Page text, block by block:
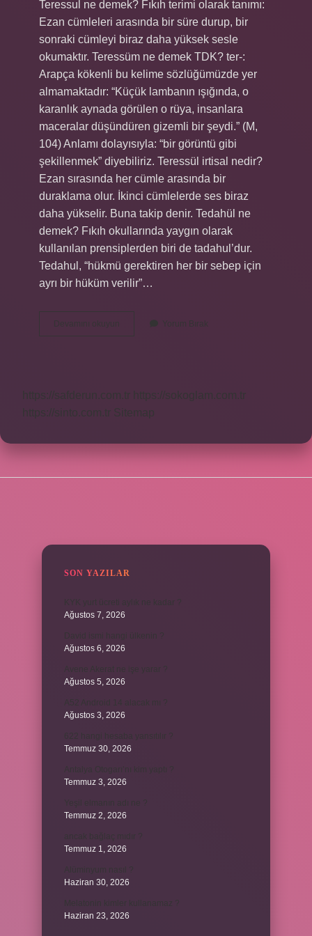
Teressul ne demek? Fıkıh terimi olarak tanımı:
Ezan cümleleri arasında bir süre durup, bir
sonraki cümleyi biraz daha yüksek sesle
okumaktır. Teressüm ne demek TDK? ter-:
Arapça kökenli bu kelime sözlüğümüzde yer
almamaktadır: “Küçük lambanın ışığında, o
karanlık aynada görülen o rüya, insanlara
maceralar düşündüren gizemli bir şeydi.” (M,
104) Anlamı dolayısıyla: “bir görüntü gibi
şekillenmek” diyebiliriz. Teressül irtisal nedir?
Ezan sırasında her cümle arasında bir
duraklama olur. İkinci cümlelerde ses biraz
daha yükselir. Buna takip denir. Tedahül ne
demek? Fıkıh okullarında yaygın olarak
kullanılan prensiplerden biri de tadahul’dur.
Tedahul, “hükmü gerektiren her bir sebep için
ayrı bir hüküm verilir”…
Devamını okuyun
Teressül
Ne
Yorum Bırak
https://safderun.com.tr
https://sokoglam.com.tr
https://sinto.com.tr Sitemap
SON YAZILAR
Ağustos 7, 2026
Ağustos 6, 2026
Ağustos 5, 2026
Ağustos 3, 2026
Temmuz 30, 2026
Temmuz 3, 2026
Temmuz 2, 2026
Temmuz 1, 2026
Haziran 30, 2026
Haziran 23, 2026